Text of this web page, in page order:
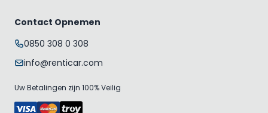
Contact Opnemen
0850 308 0 308
info@renticar.com
Uw Betalingen zijn 100% Veilig